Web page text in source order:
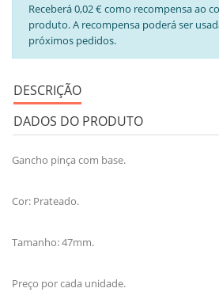
Receberá 0,02 € como recompensa ao
produto. A recompensa poderá ser
próximos pedidos.
DESCRIÇÃO
DADOS DO PRODUTO
Gancho pinça com base.
Cor: Prateado.
Tamanho: 47mm.
Preço por cada unidade.